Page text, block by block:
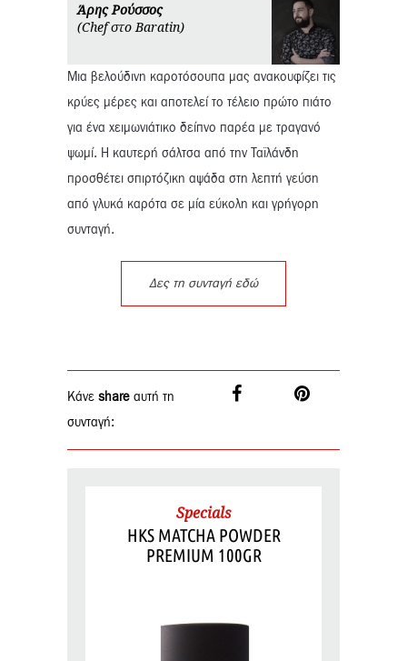
Άρης Ρούσσος
(Chef στο Baratin)
Μια βελούδινη καροτόσουπα μας ανακουφίζει τις
κρύες μέρες και αποτελεί το τέλειο πρώτο πιάτο
για ένα χειμωνιάτικο δείπνο παρέα με τραγανό
ψωμί. Η καυτερή σάλτσα από την Ταϊλάνδη
προσθέτει σπιρτόζικη αψάδα στη λεπτή γεύση
από γλυκά καρότα σε μία εύκολη και γρήγορη
συνταγή.
Δες τη συνταγή εδώ
Κάνε share αυτή τη
συνταγή:
Specials
HKS MATCHA POWDER
PREMIUM 100GR